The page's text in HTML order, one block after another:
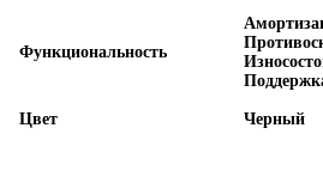
Функциональность
Цвет Черный